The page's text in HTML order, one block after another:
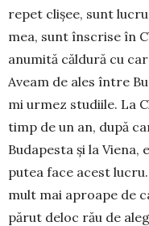
repet cli­șee, sunt
mea, sunt înscrise în
anumită căldură cu
Aveam de ales între
mi urmez studiile. La
timp de un an, după
Budapesta și la
putea face acest
mult mai aproa­pe de
părut deloc rău de